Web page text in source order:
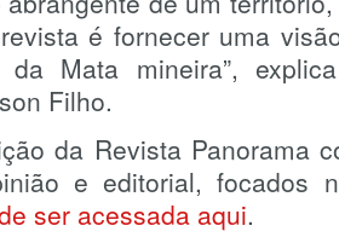
é fornecer uma
Mata mineira”,
Filho.
da Revista Panorama
e editorial, focados
ser acessada aqui.